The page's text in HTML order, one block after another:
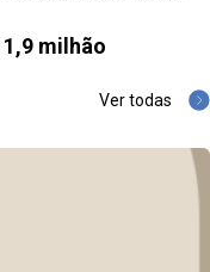
milhão
Ver todas